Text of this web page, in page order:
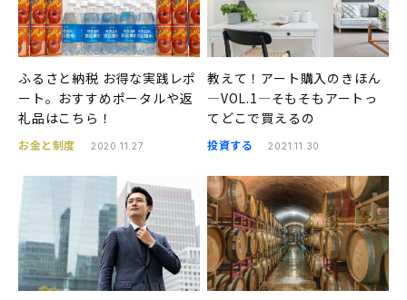
ふるさと納税 お得な実践レポ
ート。おすすめポータルや返
礼品はこちら！
お金と制度 2020.11.27
教えて！アート購入のきほん
―VOL.1―そもそもアートっ
てどこで買えるの
投資する 2021.11.30